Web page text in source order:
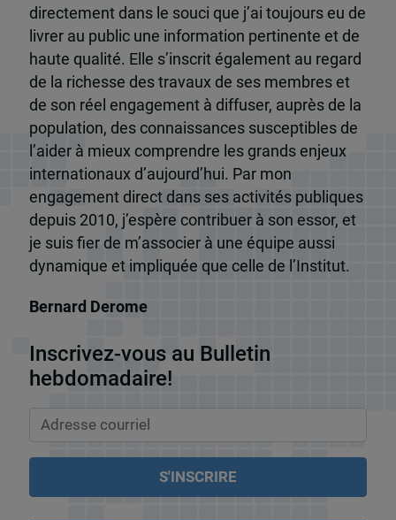
directement dans le souci que j’ai toujours eu de
livrer au public une information pertinente et de
haute qualité. Elle s’inscrit également au regard
de la richesse des travaux de ses membres et
de son réel engagement à diffuser, auprès de la
population, des connaissances susceptibles de
l’aider à mieux comprendre les grands enjeux
internationaux d’aujourd’hui. Par mon
engagement direct dans ses activités publiques
depuis 2010, j’espère contribuer à son essor, et
je suis fier de m’associer à une équipe aussi
dynamique et impliquée que celle de l’Institut.
Bernard Derome
Inscrivez-vous au Bulletin
hebdomadaire!